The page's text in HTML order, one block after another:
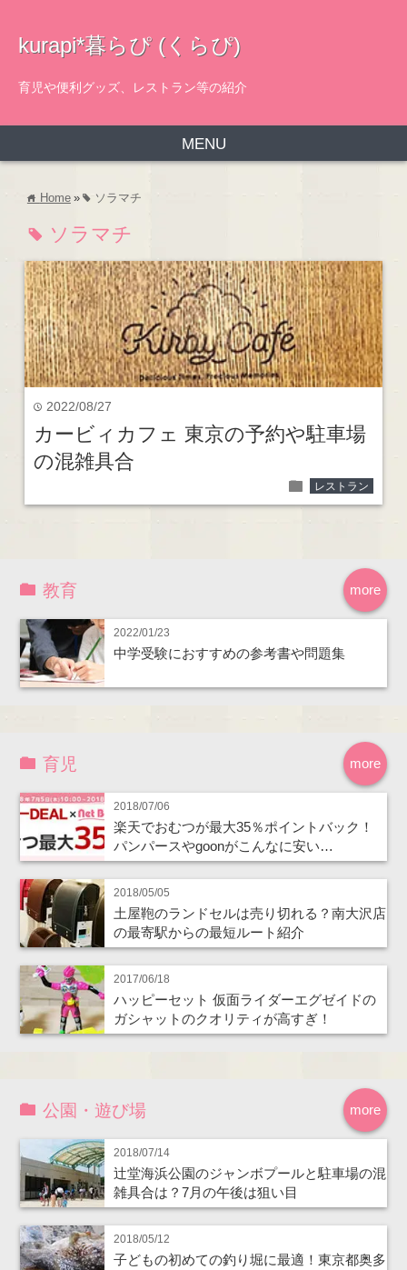
kurapi*暮らぴ (くらぴ)
育児や便利グッズ、レストラン等の紹介
MENU
home Home » tag ソラマチ
tag ソラマチ
time 2022/08/27
カービィカフェ 東京の予約や駐車場
の混雑具合
folder レストラン
more
教育
2022/01/23
中学受験におすすめの参考書や問題集
more
育児
2018/07/06
楽天でおむつが最大35％ポイントバック！
パンパースやgoonがこんなに安い…
2018/05/05
土屋鞄のランドセルは売り切れる？南大沢店
の最寄駅からの最短ルート紹介
2017/06/18
ハッピーセット 仮面ライダーエグゼイドの
ガシャットのクオリティが高すぎ！
more
公園・遊び場
2018/07/14
辻堂海浜公園のジャンボプールと駐車場の混
雑具合は？7月の午後は狙い目
2018/05/12
子どもの初めての釣り堀に最適！東京都奥多